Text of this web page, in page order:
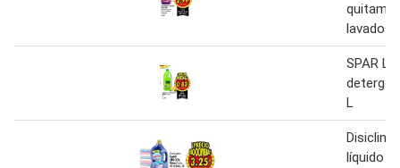
lavados
SPAR
L
Disiclin
líquido